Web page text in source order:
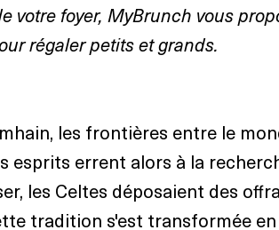
votre foyer, MyBrunch vous
régaler petits et grands.
les frontières entre le
esprits errent alors à la
les Celtes déposaient des
tradition s'est transformée